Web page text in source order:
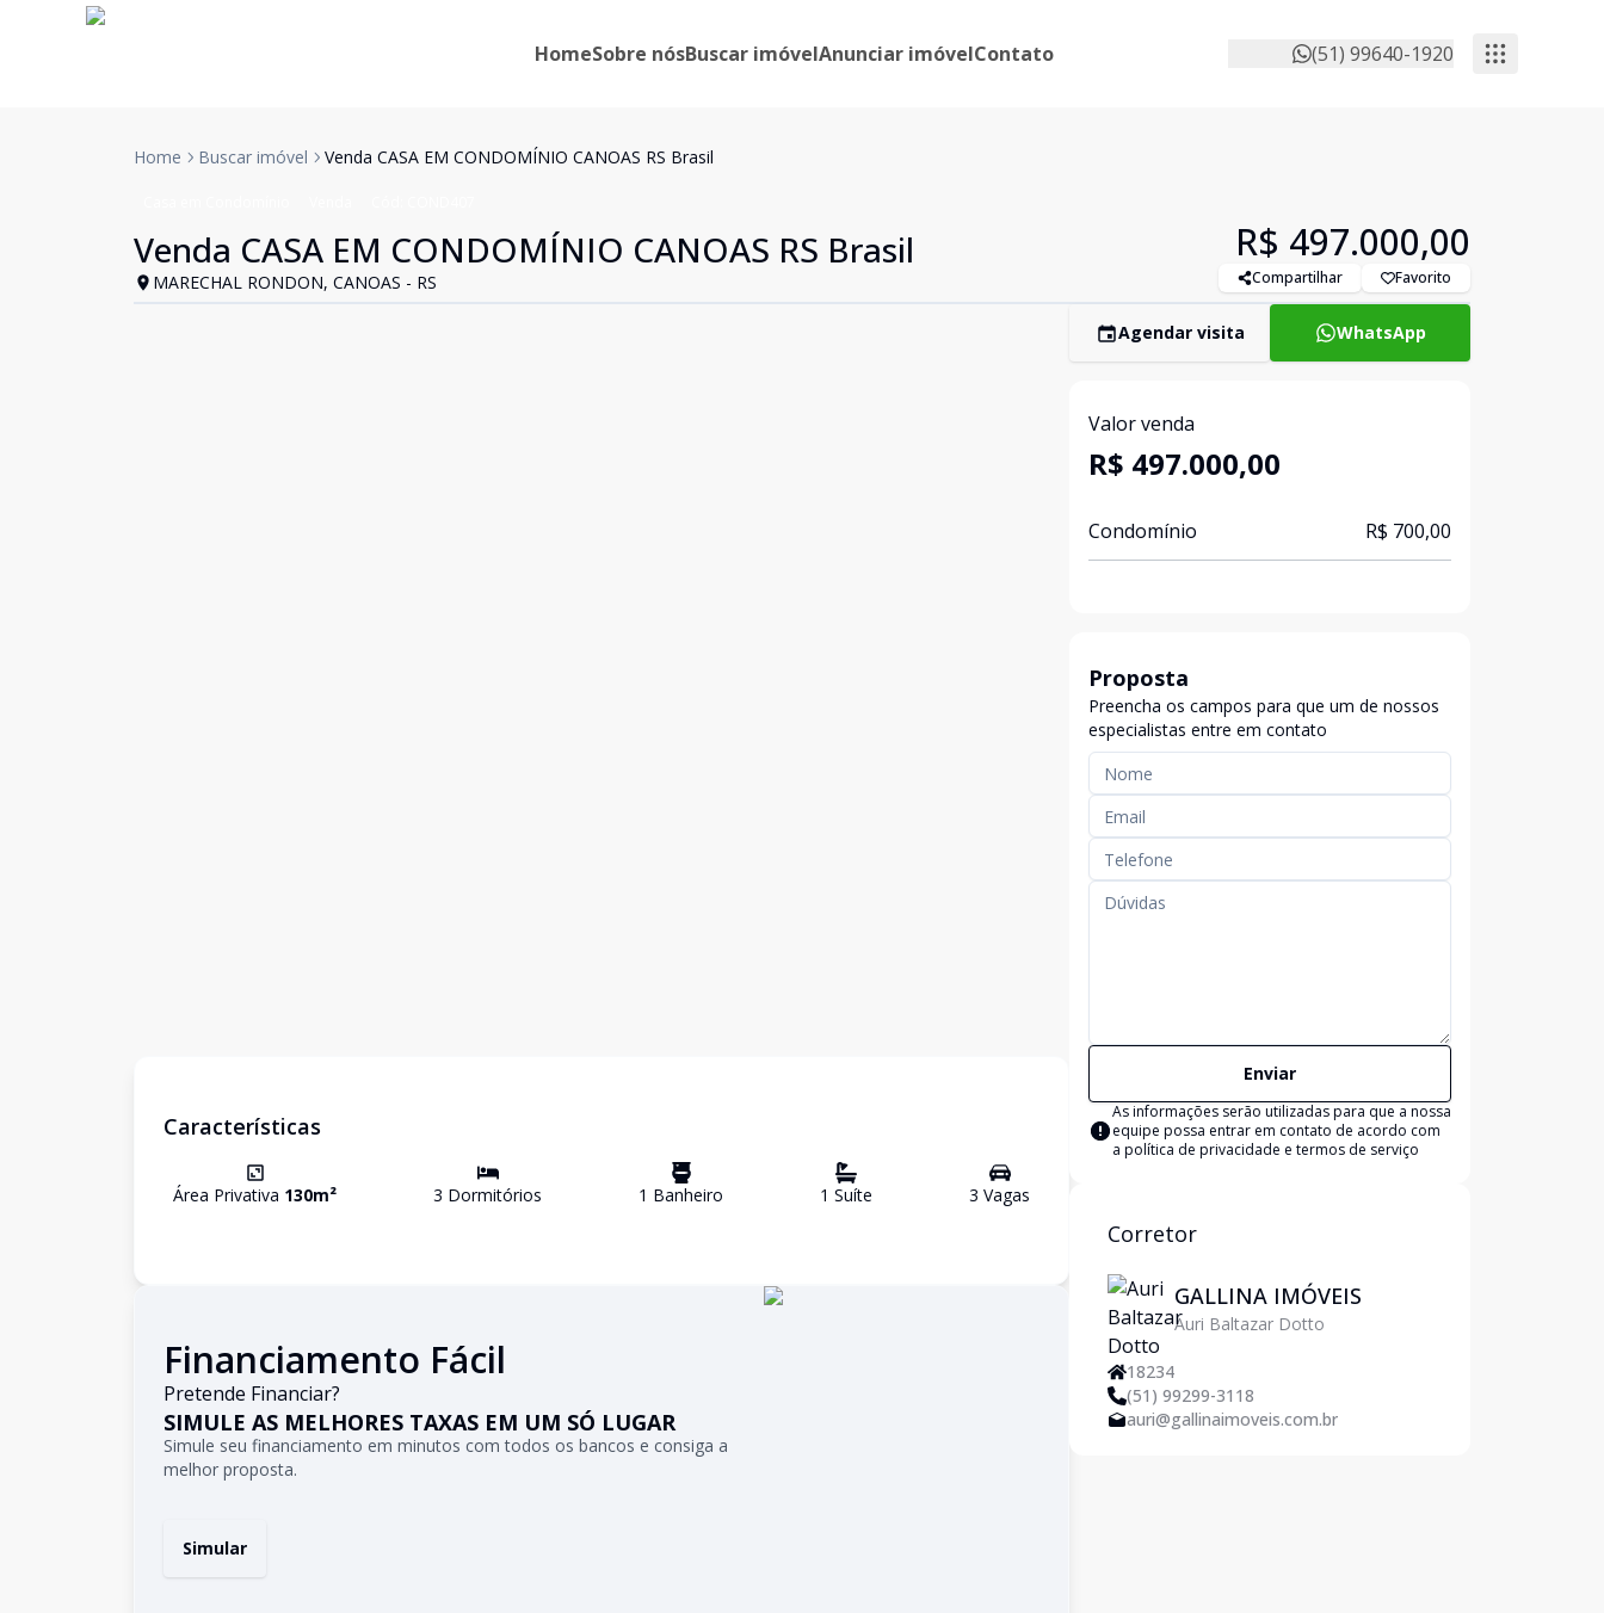
HomeSobre nósBuscar imóvelAnunciar imóvelContato (51) 99640-1920
Home Buscar imóvel Venda CASA EM CONDOMÍNIO CANOAS RS Brasil
Venda CASA EM CONDOMÍNIO CANOAS RS Brasil
MARECHAL RONDON, CANOAS - RS
R$ 497.000,00
Compartilhar Favorito
Características
Área Privativa 130m² 3 Dormitórios 1 Banheiro 1 Suíte 3 Vagas
Financiamento Fácil
Pretende Financiar?
SIMULE AS MELHORES TAXAS EM UM SÓ LUGAR
Simule seu financiamento em minutos com todos os bancos e consiga a
melhor proposta.
Simular
Agendar visita WhatsApp
Valor venda
R$ 497.000,00
Condomínio R$ 700,00
Proposta
Preencha os campos para que um de nossos
especialistas entre em contato
Enviar
As informações serão utilizadas para que a nossa
equipe possa entrar em contato de acordo com
a política de privacidade e termos de serviço
Corretor
GALLINA IMÓVEIS
Auri Baltazar Dotto
18234
(51) 99299-3118
auri@gallinaimoveis.com.br